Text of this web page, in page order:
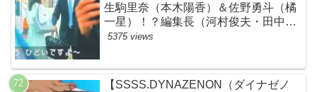
生駒里奈（本木陽香）＆佐野勇斗（橘
一星）！？編集長（河村俊夫・田中哲
司説も？【ネット・ツイッターの考察
5375 views
【SSSS.DYNAZENON（ダイナゼノ